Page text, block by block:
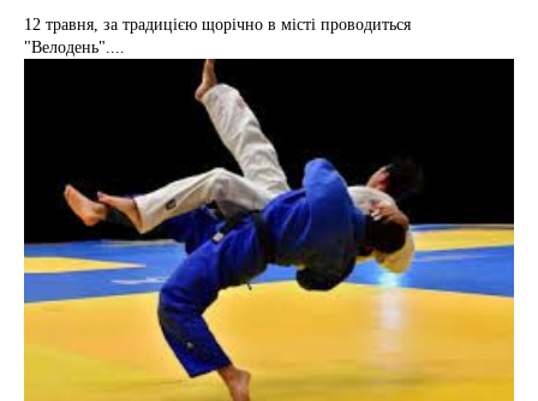
12 травня, за традицією щорічно в місті проводиться
"Велодень"....